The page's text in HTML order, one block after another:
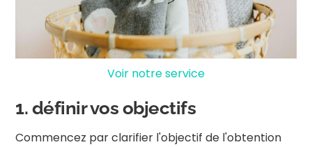
Voir notre service
1. définir vos objectifs
Commencez par clarifier l'objectif de l'obtention